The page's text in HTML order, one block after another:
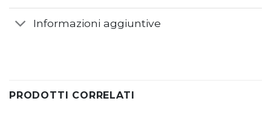
Informazioni aggiuntive
PRODOTTI CORRELATI